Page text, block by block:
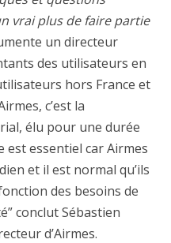
vrai plus de faire partie
un directeur
des utilisateurs en
hors France et
c’est la
élu pour une durée
est essentiel car Airmes
et il est normal qu’ils
des besoins de
conclut Sébastien
d’Airmes.